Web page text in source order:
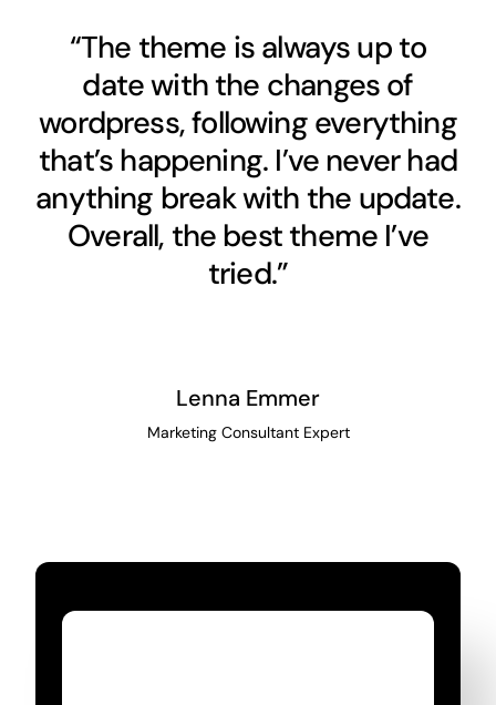
“The theme is always up to
date with the changes of
wordpress, following everything
that’s happening. I’ve never had
anything break with the update.
Overall, the best theme I’ve
tried.”
Lenna Emmer
Marketing Consultant Expert